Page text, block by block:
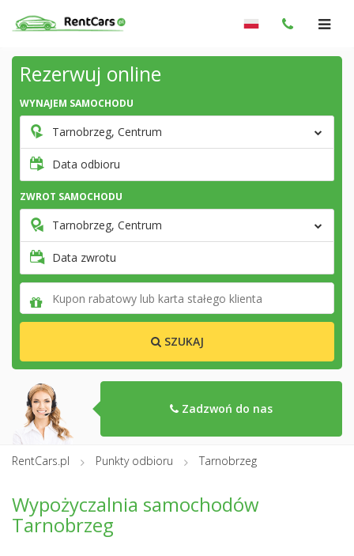
Rezerwuj online
WYNAJEM SAMOCHODU
Tarnobrzeg, Centrum
Data odbioru
ZWROT SAMOCHODU
Tarnobrzeg, Centrum
Data zwrotu
SZUKAJ
Zadzwoń do nas
RentCars.pl Punkty odbioru Tarnobrzeg
Wypożyczalnia samochodów
Tarnobrzeg